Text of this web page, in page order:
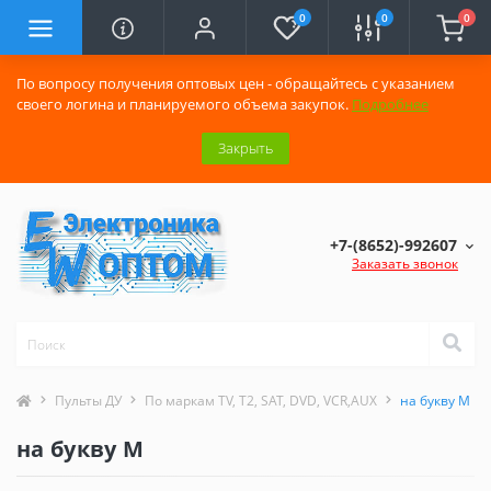
По вопросу получения оптовых цен - обращайтесь с указанием
своего логина и планируемого объема закупок. Подробнее
Закрыть
0 0 0
+7-(8652)-992607
Заказать звонок
Пульты ДУ По маркам TV, T2, SAT, DVD, VCR,AUX на букву M
на букву M